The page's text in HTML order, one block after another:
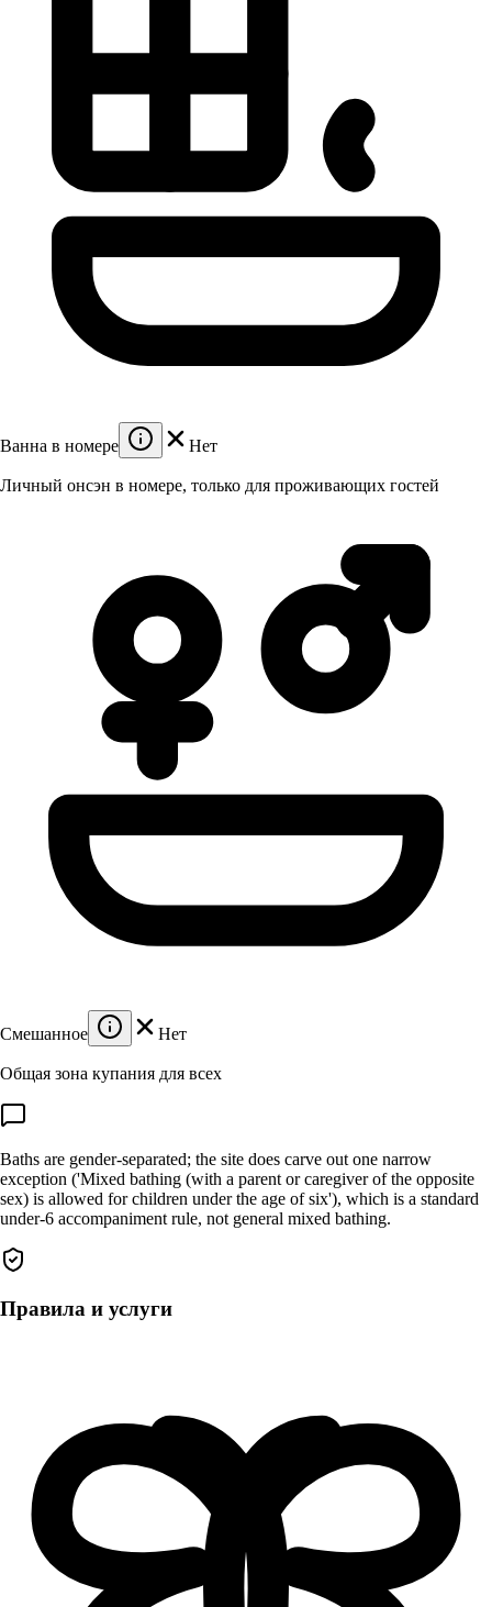
Ванна в номере Нет
Личный онсэн в номере, только для проживающих гостей
Смешанное Нет
Общая зона купания для всех
Baths are gender-separated; the site does carve out one narrow
exception ('Mixed bathing (with a parent or caregiver of the opposite
sex) is allowed for children under the age of six'), which is a standard
under-6 accompaniment rule, not general mixed bathing.
Правила и услуги